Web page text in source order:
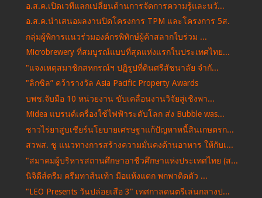
อ.ส.ค.เปิดเวทีแลกเปลี่ยนด้านการจัดการความรู้และนวั...
อ.ส.ค.นำเสนอผลงานปิดโครงการ TPM และโครงการ 5ส.
กลุ่มผู้พิการแนวร่วมองค์กรพิทักษ์ผู้ค้าสลากใบร่วม ...
Microbrewery ที่สมบูรณ์แบบที่สุดแห่งแรกในประเทศไทย...
"แจงเหตุสมาชิกสหกรณ์ฯ ปฏิรูปที่ดินศรีสัชนาลัย จำกั...
"ลิกซิล” คว้ารางวัล Asia Pacific Property Awards
บพช.จับมือ 10 หน่วยงาน ขับเคลื่อนงานวิจัยสู่เชิงพา...
Midea แบรนด์เครื่องใช้ไฟฟ้าระดับโลก ส่ง Bubble was...
ชาวไร่ยาสูบเชียร์นโยบายเศรษฐาแก้ปัญหาหนี้สินเกษตรก...
สวพส. ชู แนวทางการสร้างความมั่นคงด้านอาหาร ให้กับเ...
"สมาคมผู้บริหารสถานศึกษาอาชีวศึกษาแห่งประเทศไทย (ส...
นิจิดีส์ครีม ครีมทาส้นเท้า มือแห้งแตก พกพาติดตัว ...
"LEO Presents วันปล่อยเสือ 3" เทศกาลดนตรีเล่นกลางป...